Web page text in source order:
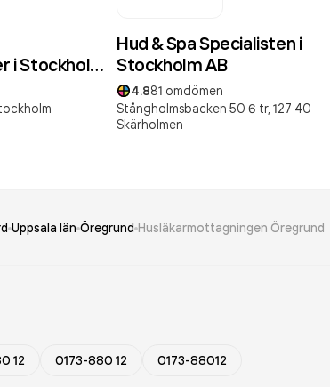
i Stockholm
Hud & Spa Specialisten i
Stockholm AB
4.881 omdömen
Stångholmsbacken 50 6 tr, 127 40
Skärholmen
Uppsala län Öregrund Husläkarmottagningen Öregrund
12 0173-880 12 0173-88012